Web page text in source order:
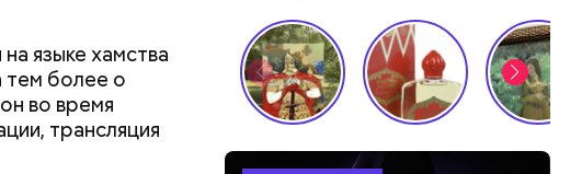
языке хамства
тем более о
во время
трансляция